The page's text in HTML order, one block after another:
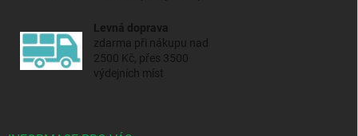
Levná doprava
zdarma při nákupu nad
2500 Kč, přes 3500
výdejních míst